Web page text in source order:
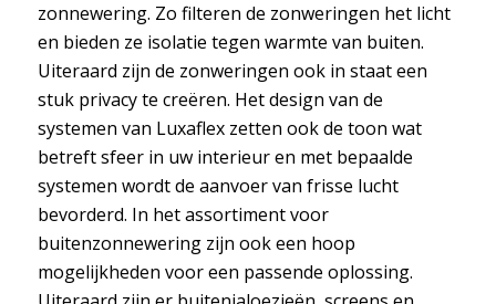
zonnewering. Zo filteren de zonweringen het licht
en bieden ze isolatie tegen warmte van buiten.
Uiteraard zijn de zonweringen ook in staat een
stuk privacy te creëren. Het design van de
systemen van Luxaflex zetten ook de toon wat
betreft sfeer in uw interieur en met bepaalde
systemen wordt de aanvoer van frisse lucht
bevorderd. In het assortiment voor
buitenzonnewering zijn ook een hoop
mogelijkheden voor een passende oplossing.